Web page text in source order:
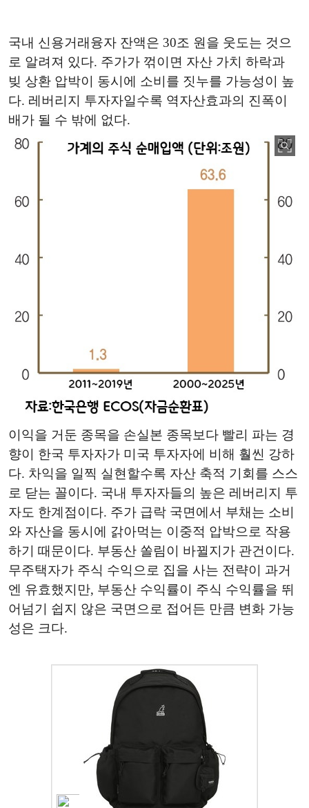
국내 신용거래융자 잔액은 30조 원을 웃도는 것으
로 알려져 있다. 주가가 꺾이면 자산 가치 하락과
빚 상환 압박이 동시에 소비를 짓누를 가능성이 높
다. 레버리지 투자자일수록 역자산효과의 진폭이
배가 될 수 밖에 없다.
이익을 거둔 종목을 손실본 종목보다 빨리 파는 경
향이 한국 투자자가 미국 투자자에 비해 훨씬 강하
다. 차익을 일찍 실현할수록 자산 축적 기회를 스스
로 닫는 꼴이다. 국내 투자자들의 높은 레버리지 투
자도 한계점이다. 주가 급락 국면에서 부채는 소비
와 자산을 동시에 갉아먹는 이중적 압박으로 작용
하기 때문이다. 부동산 쏠림이 바뀔지가 관건이다.
무주택자가 주식 수익으로 집을 사는 전략이 과거
엔 유효했지만, 부동산 수익률이 주식 수익률을 뛰
어넘기 쉽지 않은 국면으로 접어든 만큼 변화 가능
성은 크다.